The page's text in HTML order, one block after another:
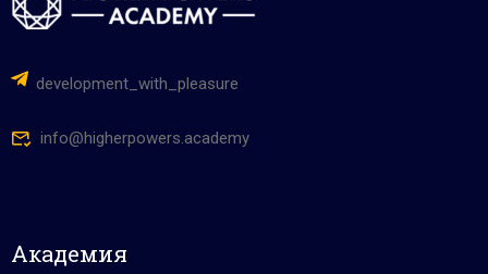
development_with_pleasure
info@higherpowers.academy
Академия